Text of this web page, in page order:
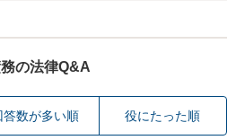
の法律Q&A
答数が多い順 役にたった順